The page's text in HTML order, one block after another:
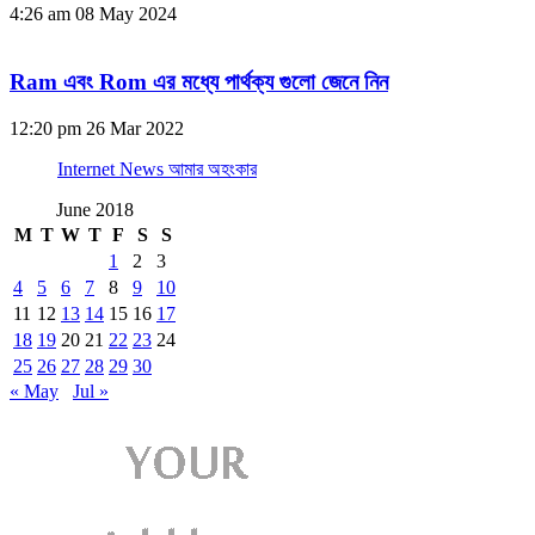
4:26 am 08 May 2024
Ram এবং Rom এর মধ্যে পার্থক্য গুলো জেনে নিন
12:20 pm 26 Mar 2022
Internet News আমার অহংকার
June 2018
M T W T F S
S
1
2
3
4
5 6 7 8 9
10
11 12 13 14 15 16 17
18 19 20 21 22 23 24
25 26 27 28 29 30
« May
Jul »